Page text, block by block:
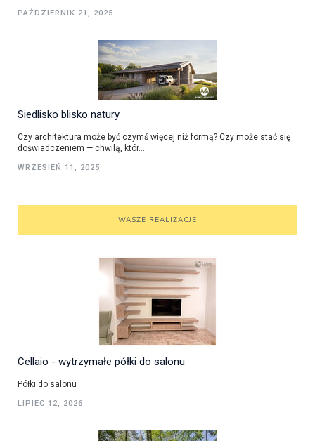
PAŹDZIERNIK 21, 2025
Siedlisko blisko natury
Czy architektura może być czymś więcej niż formą? Czy może stać się
doświadczeniem — chwilą, któr...
WRZESIEŃ 11, 2025
WASZE REALIZACJE
Cellaio - wytrzymałe półki do salonu
Półki do salonu
LIPIEC 12, 2026